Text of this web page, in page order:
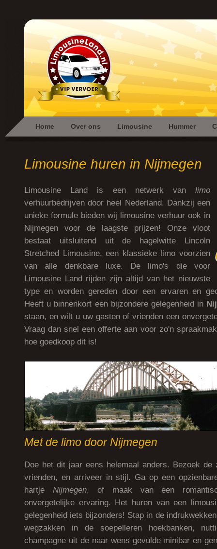
Home Over ons Limousine Hummer
Limousine huren in Nijmegen
Limousine Land is een netwerk van limo
verhuurbedrijven door heel Nederland. Dankzij een
unieke formule bieden wij limousine verhuur ook in
Nijmegen voor de laagste prijzen! Onze vloot
bestaat uitsluitend uit de hagelwitte Lincoln
Stretched Limousine, een klassieke limo voorzien
van alle denkbare luxe. De limo's die voor
Limousine Land rijden zijn altijd van het nieuwste
type en worden gereden door een ervaren en
Heeft u binnenkort een bijzondere gelegenheid in
staan, en wilt u uw gasten of vrienden een
Vraag dan snel een offerte aan voor zo'n
hoe goedkoop dit is!
Met de limo door Nijmegen
Doe het dit jaar eens helemaal anders. Bezoek de
vrienden, en arriveer in stijl. Ga op een
hartje Nijmegen, of maak van een
onvergetelijke ervaring. Het huren van een
gelegenheid iets bijzonders! Stap in de
wegzakken in de soepelleren hoekbanken,
champagne uit de naar wens gevulde minibar en